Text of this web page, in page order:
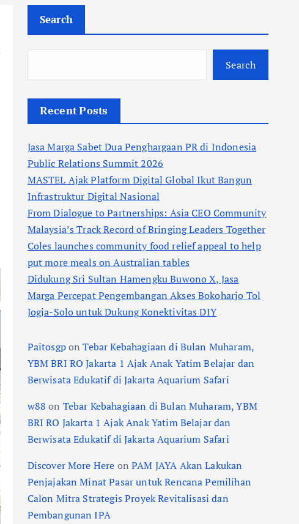
Search
Search
Recent Posts
Jasa Marga Sabet Dua Penghargaan PR di Indonesia
Public Relations Summit 2026
MASTEL Ajak Platform Digital Global Ikut Bangun
Infrastruktur Digital Nasional
From Dialogue to Partnerships: Asia CEO Community
Malaysia’s Track Record of Bringing Leaders Together
Coles launches community food relief appeal to help
put more meals on Australian tables
Didukung Sri Sultan Hamengku Buwono X, Jasa
Marga Percepat Pengembangan Akses Bokoharjo Tol
Jogja-Solo untuk Dukung Konektivitas DIY
PaitosgponTebar Kebahagiaan di Bulan Muharam,
YBM BRI RO Jakarta 1 Ajak Anak Yatim Belajar dan
Berwisata Edukatif di Jakarta Aquarium Safari
w88 on Tebar Kebahagiaan di Bulan Muharam, YBM
BRI RO Jakarta 1 Ajak Anak Yatim Belajar dan
Berwisata Edukatif di Jakarta Aquarium Safari
Discover More Here onPAM JAYA Akan Lakukan
Penjajakan Minat Pasar untuk Rencana Pemilihan
Calon Mitra Strategis Proyek Revitalisasi dan
Pembangunan IPA